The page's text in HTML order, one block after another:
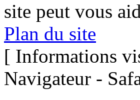
site peut vous
Plan du site
[ Informations
Navigateur -